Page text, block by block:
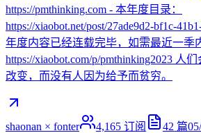
https://pmthinking.com - 本年度目录：
https://xiaobot.net/post/27ade9d2-bf1c-
年度内容已经连载完毕，如需最近一季
https://xiaobot.com/p/pmthinking2023 人
改变，而没有人因为给予而贫穷。
shaonan × fonter 4,165 订阅 42 篇